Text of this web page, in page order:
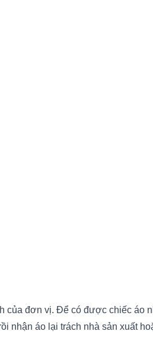
của đơn vị. Để có được chiếc áo
nhận áo lại trách nhà sản xuất